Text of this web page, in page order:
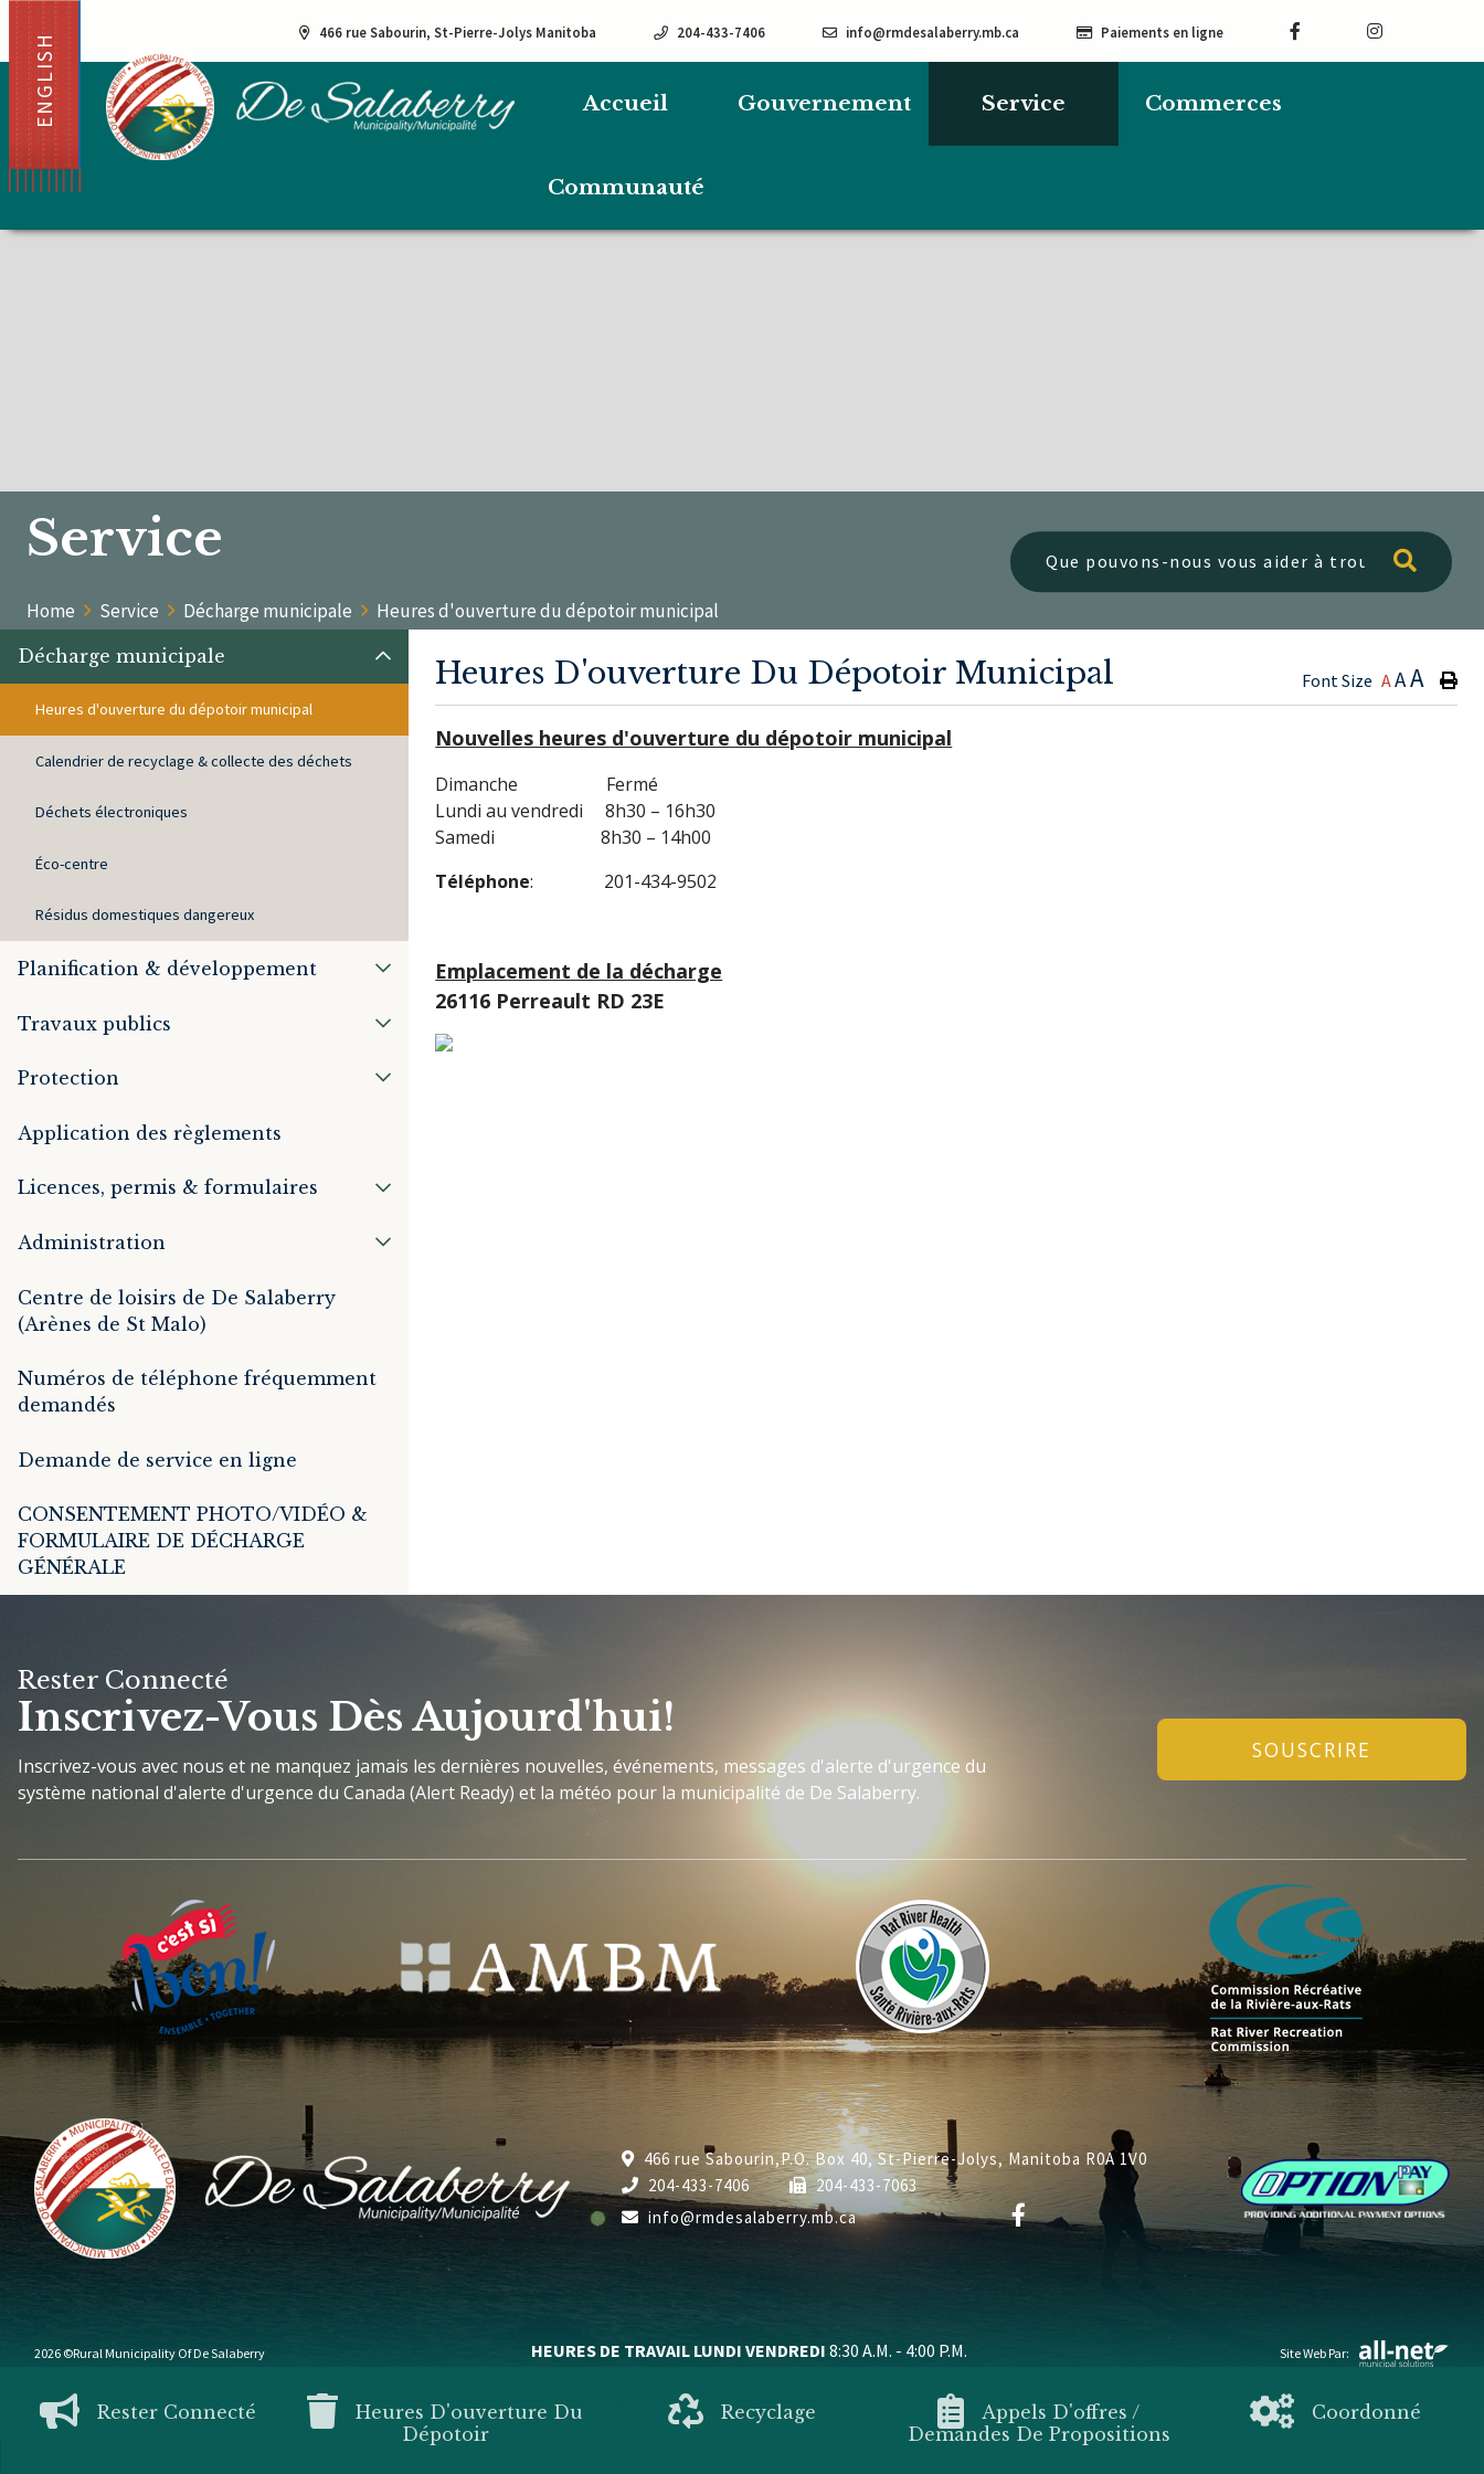
466 rue Sabourin, St-Pierre-Jolys Manitoba 204-433-7406 info@rmdesalaberry.mb.ca Paiements en ligne
Accueil Gouvernement Service Commerces
Communauté
ENGLISH
Rester Connecté
Heures D'ouverture Du
Dépotoir
Recyclage
Appels D'offres /
Demandes De Propositions
Coordonné
Service
Home Service Décharge municipale Heures d'ouverture du dépotoir municipal
Type
Décharge municipale
Heures d'ouverture du dépotoir municipal
Calendrier de recyclage & collecte des déchets
Déchets électroniques
Éco-centre
Résidus domestiques dangereux
Planification & développement
Travaux publics
Protection
Application des règlements
Licences, permis & formulaires
Administration
Centre de loisirs de De Salaberry
(Arènes de St Malo)
Numéros de téléphone fréquemment
demandés
Demande de service en ligne
CONSENTEMENT PHOTO/VIDÉO &
FORMULAIRE DE DÉCHARGE
GÉNÉRALE
Heures D'ouverture Du Dépotoir Municipal Font Size AAA
Nouvelles heures d'ouverture du dépotoir municipal
Dimanche Fermé
Lundi au vendredi 8h30 – 16h30
Samedi 8h30 – 14h00
Téléphone: 201-434-9502
Emplacement de la décharge
26116 Perreault RD 23E
Rester Connecté
Inscrivez-Vous Dès Aujourd'hui!
Inscrivez-vous avec nous et ne manquez jamais les dernières nouvelles, événements, messages d'alerte d'urgence du
système national d'alerte d'urgence du Canada (Alert Ready) et la météo pour la municipalité de De Salaberry.
SOUSCRIRE
466 rue Sabourin,P.O. Box 40, St-Pierre-Jolys, Manitoba R0A 1V0
204-433-7406
204-433-7063
info@rmdesalaberry.mb.ca
2026 ©Rural Municipality Of De Salaberry HEURES DE TRAVAIL LUNDI VENDREDI 8:30 A.M. - 4:00 P.M. Site Web Par: